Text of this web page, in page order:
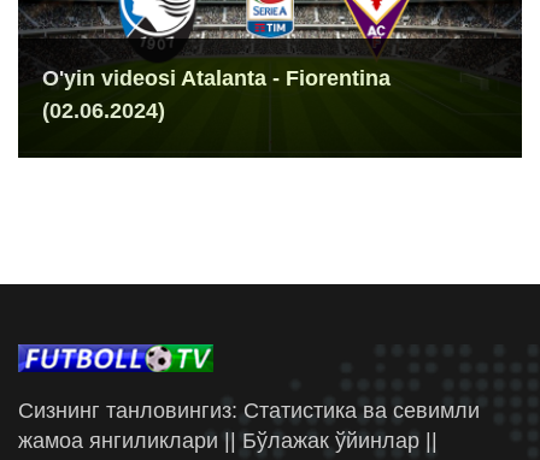
O'yin videosi Atalanta - Fiorentina
(02.06.2024)
Сизнинг танловингиз: Статистика ва севимли
жамоа янгиликлари || Бўлажак ўйинлар ||